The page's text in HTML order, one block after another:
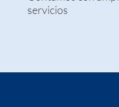
servicios